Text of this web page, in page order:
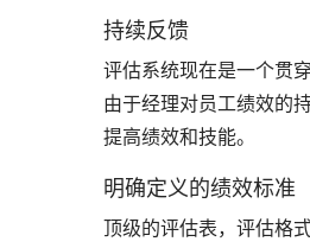
持续反馈
评估系统现在是一个贯
由于经理对员工绩效的
提高绩效和技能。
明确定义的绩效标准
顶级的评估表，评估格